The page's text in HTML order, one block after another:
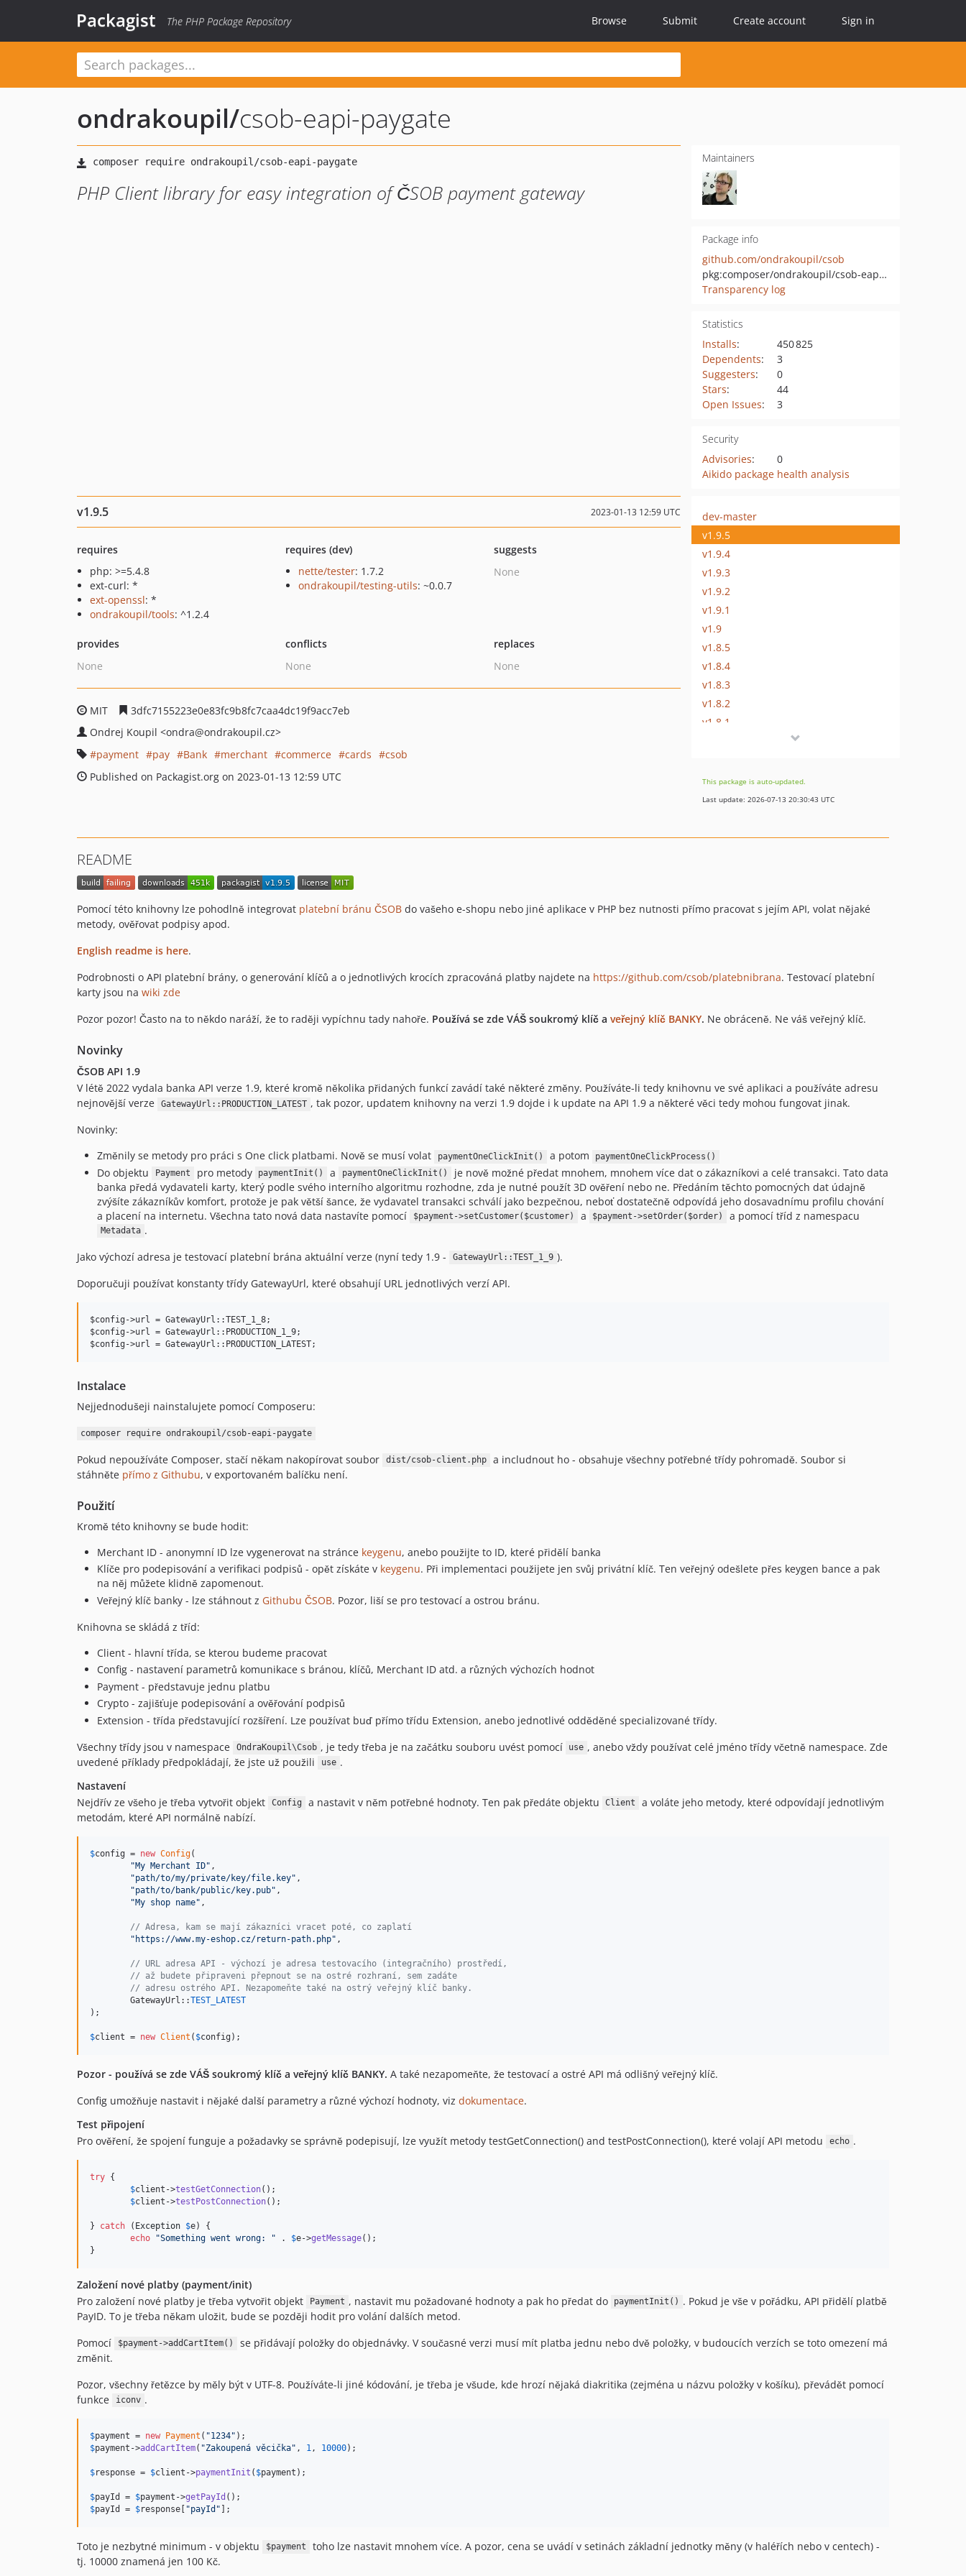
Packagist The PHP Package Repository Browse Submit Create account Sign in
ondrakoupil/csob-eapi-paygate
PHP Client library for easy integration of ČSOB payment gateway
Maintainers
Package info
github.com/ondrakoupil/csob
pkg:composer/ondrakoupil/csob-eapi-paygate
Transparency log
Statistics
Installs:
450 825
Dependents:
3
Suggesters:
0
Stars:
44
Open Issues: 3
Security
Advisories:
0
Aikido package health analysis
v1.9.5 2023-01-13 12:59 UTC
requires
php: >=5.4.8
ext-curl: *
ext-openssl: *
ondrakoupil/tools: ^1.2.4
requires (dev)
nette/tester: 1.7.2
ondrakoupil/testing-utils: ~0.0.7
suggests
None
provides
None
conflicts
None
replaces
None
MIT
3dfc7155223e0e83fc9b8fc7caa4dc19f9acc7eb
Ondrej Koupil <ondra@ondrakoupil.cz>
payment
pay Bank merchant commerce cards
csob
Published on Packagist.org on 2023-01-13 12:59 UTC
dev-master
v1.9.5
v1.9.4
v1.9.3
v1.9.2
v1.9.1
v1.9
v1.8.5
v1.8.4
v1.8.3
v1.8.2
v1.8.1
v1.7.7
v1.7.6
v1.7
v1.5.1
0.1.3
v0.0.2
dev-request-logger
This package is auto-updated.
Last update: 2026-07-13 20:30:43 UTC
README
Pomocí této knihovny lze pohodlně integrovat platební bránu ČSOB do vašeho e-shopu nebo jiné aplikace v PHP bez nutnosti přímo pracovat s jejím API, volat nějaké
metody, ověřovat podpisy apod.
English readme is here.
Podrobnosti o API platební brány, o generování klíčů a o jednotlivých krocích zpracováná platby najdete na https://github.com/csob/platebnibrana. Testovací platební
karty jsou na wiki zde
Pozor pozor! Často na to někdo naráží, že to raději vypíchnu tady nahoře. Používá se zde VÁŠ soukromý klíč a veřejný klíč BANKY. Ne obráceně. Ne váš veřejný klíč.
Novinky
ČSOB API 1.9
V létě 2022 vydala banka API verze 1.9, které kromě několika přidaných funkcí zavádí také některé změny. Používáte-li tedy knihovnu ve své aplikaci a používáte adresu
nejnovější verze
GatewayUrl::PRODUCTION_LATEST , tak pozor, updatem knihovny na verzi 1.9 dojde i k update na API 1.9 a některé věci tedy mohou fungovat jinak.
Novinky:
Změnily se metody pro práci s One click platbami. Nově se musí volat
paymentOneClickInit() a potom paymentOneClickProcess()
Do objektu Payment pro metody paymentInit() a paymentOneClickInit()
je nově možné předat mnohem, mnohem více dat o zákazníkovi a celé transakci. Tato data
banka předá vydavateli karty, který podle svého interního algoritmu rozhodne, zda je nutné použít 3D ověření nebo ne. Předáním těchto pomocných dat údajně
zvýšíte zákazníkův komfort, protože je pak větší šance, že vydavatel transakci schválí jako bezpečnou, neboť dostatečně odpovídá jeho dosavadnímu profilu chování
a placení na internetu. Všechna tato nová data nastavíte pomocí
$payment->setCustomer($customer) a $payment->setOrder($order) a pomocí tříd z namespacu
Metadata .
Jako výchozí adresa je testovací platební brána aktuální verze (nyní tedy 1.9 -
GatewayUrl::TEST_1_9 ).
Doporučuji používat konstanty třídy GatewayUrl, které obsahují URL jednotlivých verzí API.
$config->url = GatewayUrl::TEST_1_8;
$config->url = GatewayUrl::PRODUCTION_1_9;
Instalace
Nejjednodušeji nainstalujete pomocí Composeru:
composer require ondrakoupil/csob-eapi-paygate
Pokud nepoužíváte Composer, stačí někam nakopírovat soubor dist/csob-client.php
a includnout ho - obsahuje všechny potřebné třídy pohromadě. Soubor si
stáhněte přímo z Githubu, v exportovaném balíčku není.
Použití
Kromě této knihovny se bude hodit:
Merchant ID - anonymní ID lze vygenerovat na stránce keygenu, anebo použijte to ID, které přidělí banka
Klíče pro podepisování a verifikaci podpisů - opět získáte v keygenu. Při implementaci použijete jen svůj privátní klíč. Ten veřejný odešlete přes keygen bance a pak
na něj můžete klidně zapomenout.
Veřejný klíč banky - lze stáhnout z Githubu ČSOB. Pozor, liší se pro testovací a ostrou bránu.
Knihovna se skládá z tříd:
Client - hlavní třída, se kterou budeme pracovat
Config - nastavení parametrů komunikace s bránou, klíčů, Merchant ID atd. a různých výchozích hodnot
Payment - představuje jednu platbu
Crypto - zajišťuje podepisování a ověřování podpisů
Extension - třída představující rozšíření. Lze používat buď přímo třídu Extension, anebo jednotlivé odděděné specializované třídy.
Všechny třídy jsou v namespace
OndraKoupil\Csob , je tedy třeba je na začátku souboru uvést pomocí use , anebo vždy používat celé jméno třídy včetně namespace. Zde
uvedené příklady předpokládají, že jste už použili
use .
Nastavení
Nejdřív ze všeho je třeba vytvořit objekt
Config a nastavit v něm potřebné hodnoty. Ten pak předáte objektu Client
a voláte jeho metody, které odpovídají jednotlivým
metodám, které API normálně nabízí.
$config = new Config(
"My Merchant ID" ,
"path/to/my/private/key/file.key" ,
"path/to/bank/public/key.pub" ,
"My shop name" ,
// Adresa, kam se mají zákazníci vracet poté, co zaplatí
" https://www.my-eshop.cz/return-path.php" ,
// URL adresa API - výchozí je adresa testovacího (integračního) prostředí,
// až budete připraveni přepnout se na ostré rozhraní, sem zadáte
// adresu ostrého API. Nezapomeňte také na ostrý veřejný klíč banky.
	GatewayUrl::
TEST_LATEST
);
$client = new Client ( $config );
Pozor - používá se zde VÁŠ soukromý klíč a veřejný klíč BANKY. A také nezapomeňte, že testovací a ostré API má odlišný veřejný klíč.
Config umožňuje nastavit i nějaké další parametry a různé výchozí hodnoty, viz dokumentace.
Test připojení
Pro ověření, že spojení funguje a požadavky se správně podepisují, lze využít metody testGetConnection() and testPostConnection(), které volají API metodu
echo .
try {
$client ->testGetConnection();
$client ->testPostConnection();
} catch ( Exception $e) {
echo
"Something went wrong: " . $e->getMessage();
}
Založení nové platby (payment/init)
Pro založení nové platby je třeba vytvořit objekt
Payment , nastavit mu požadované hodnoty a pak ho předat do paymentInit() . Pokud je vše v pořádku, API přidělí platbě
PayID. To je třeba někam uložit, bude se později hodit pro volání dalších metod.
Pomocí
$payment->addCartItem()
se přidávají položky do objednávky. V současné verzi musí mít platba jednu nebo dvě položky, v budoucích verzích se toto omezení má
změnit.
Pozor, všechny řetězce by měly být v UTF-8. Používáte-li jiné kódování, je třeba je všude, kde hrozí nějaká diakritika (zejména u názvu položky v košíku), převádět pomocí
funkce
iconv .
$payment = new Payment ( "1234"
$payment ->addCartItem( "Zakoupená věcička" , 1 , 10000);
$response = $client ->paymentInit ( $payment );
$payId = $payment ->getPayId
$payId = $response [ "payId " ];
Toto je nezbytné minimum - v objektu $payment
toho lze nastavit mnohem více. A pozor, cena se uvádí v setinách základní jednotky měny (v haléřích nebo v centech) -
tj. 10000 znamená jen 100 Kč.